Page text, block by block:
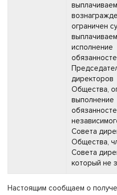
ограничен
исполнение
директоров
Общества,
выполнение
Совета
Общества,
Совета
который не
Настоящим сообщаем о